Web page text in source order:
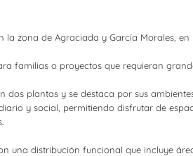
la zona de Agraciada y García Morales,
familias o proyectos que requieran
dos plantas y se destaca por sus
y social, permitiendo disfrutar de
una distribución funcional que incluye